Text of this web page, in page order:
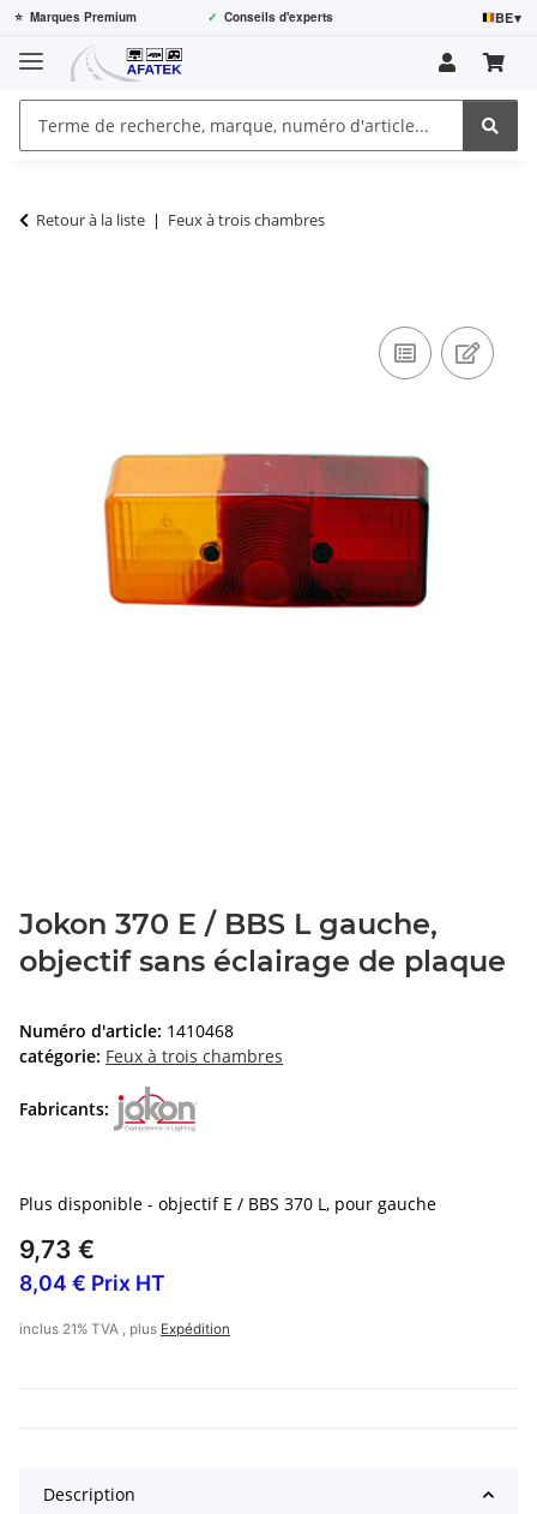
⭐ Marques Premium ✓ Conseils d'experts BE▾
Retour à la liste Feux à trois chambres
Jokon 370 E / BBS L gauche,
objectif sans éclairage de plaque
Numéro d'article: 1410468
catégorie: Feux à trois chambres
Fabricants:
Plus disponible - objectif E / BBS 370 L, pour gauche
9,73 €
8,04 € Prix HT
inclus 21% TVA , plus Expédition
Description